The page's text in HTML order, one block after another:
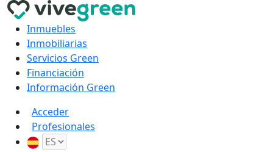
Inmuebles
Inmobiliarias
Servicios Green
Financiación
Información Green
Acceder
Profesionales